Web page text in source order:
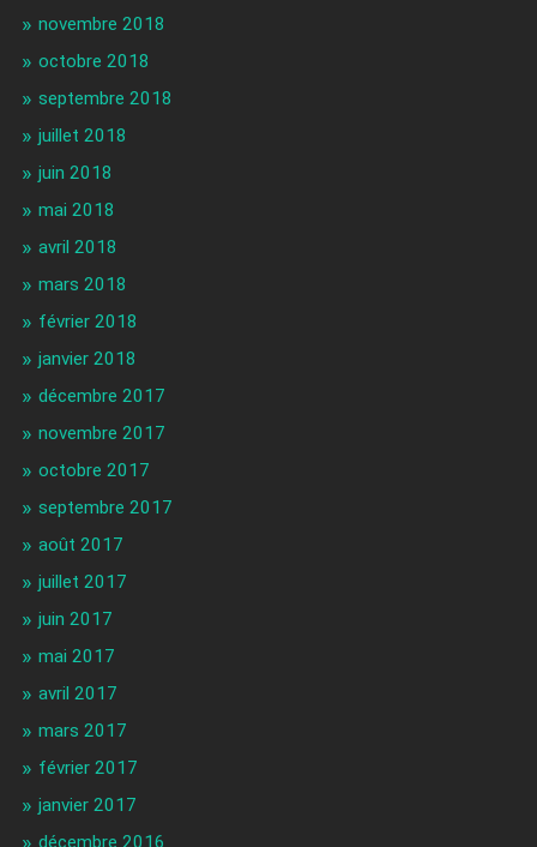
novembre 2018
octobre 2018
septembre 2018
juillet 2018
juin 2018
mai 2018
avril 2018
mars 2018
février 2018
janvier 2018
décembre 2017
novembre 2017
octobre 2017
septembre 2017
août 2017
juillet 2017
juin 2017
mai 2017
avril 2017
mars 2017
février 2017
janvier 2017